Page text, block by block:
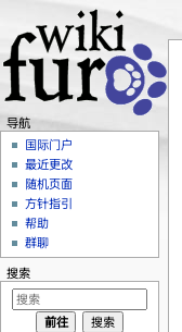
导航
国际门户
最近更改
随机页面
方针指引
帮助
群聊
搜索